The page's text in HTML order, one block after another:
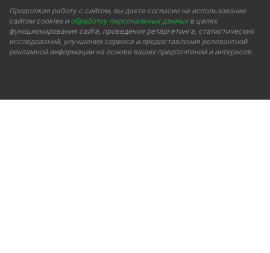
Продолжая работу с сайтом, вы даете согласие на использование
сайтом cookies и обработку персональных данныхв целях
функционирования сайта, проведения ретаргетинга, статистических
исследований, улучшения сервиса и предоставления релевантной
рекламной информации на основе ваших предпочтений и интересов.